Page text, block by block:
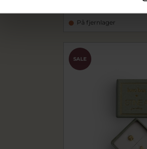
På fjernlager
SALE